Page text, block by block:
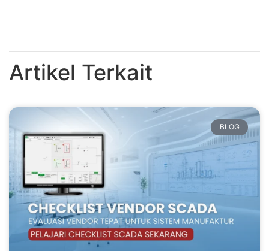
Artikel Terkait
BLOG